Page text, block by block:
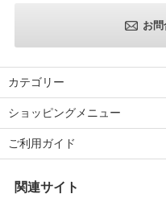
お
カテゴリー
ショッピングメニュー
ご利用ガイド
関連サイト